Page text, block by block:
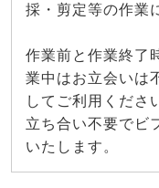
採・剪定等の作業
作業前と作業終了
業中はお立会いは
してご利用くださ
立ち合い不要でビ
いたします。